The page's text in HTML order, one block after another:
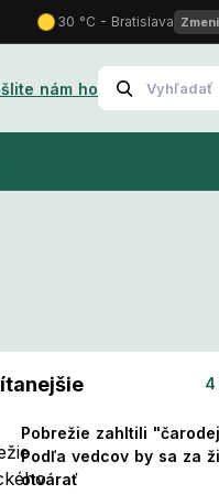
Nový kalendár sviatkov:
nám ho
4
Pobrežie zahltili
Podľa vedcov by sa za
otvárať